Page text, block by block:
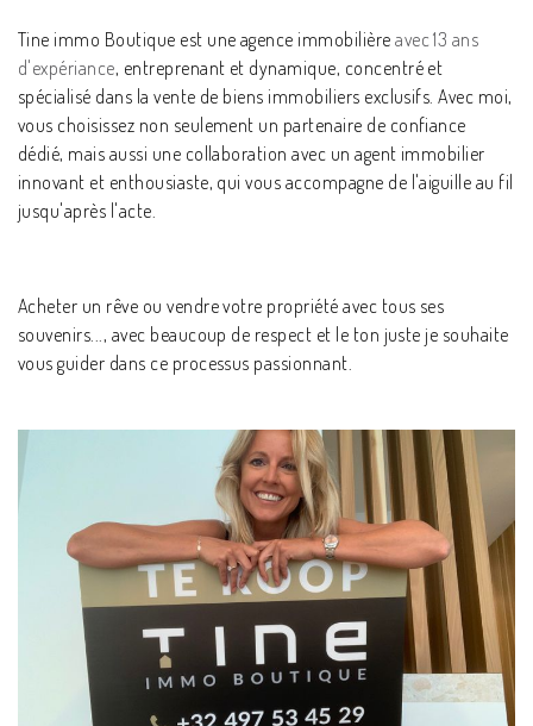
Tine immo Boutique est une agence immobilièreavec 13 ans
d'expériance, entreprenant et dynamique, concentré et
spécialisé dans la vente de biens immobiliers exclusifs. Avec moi,
vous choisissez non seulement un partenaire de confiance
dédié, mais aussi une collaboration avec un agent immobilier
innovant et enthousiaste, qui vous accompagne de l'aiguille au fil
jusqu'après l'acte.
Acheter un rêve ou vendre votre propriété avec tous ses
souvenirs..., avec beaucoup de respect et le ton juste je souhaite
vous guider dans ce processus passionnant.